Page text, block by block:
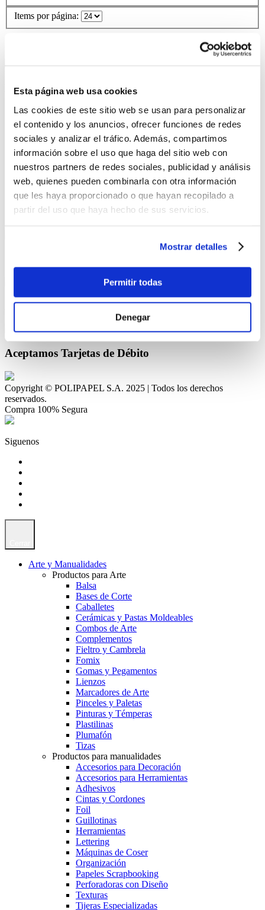
Esta página web usa cookies
Las cookies de este sitio web se usan para personalizar
el contenido y los anuncios, ofrecer funciones de redes
sociales y analizar el tráfico. Además, compartimos
información sobre el uso que haga del sitio web con
nuestros partners de redes sociales, publicidad y análisis
web, quienes pueden combinarla con otra información
que les haya proporcionado o que hayan recopilado a
partir del uso que haya hecho de sus servicios.
Mostrar detalles
Permitir todas
Denegar
Items por página:
Nuestra empresa
¿Quiénes somos?
Nuestras tiendas
Servicio al cliente
Contáctanos
¿Cómo comprar por internet?
Términos y Condiciones
Compra Segura
Aceptamos Tarjetas de Crédito Bancarias
Aceptamos Tarjetas de Débito
Copyright © POLIPAPEL S.A. 2025 | Todos los derechos
reservados.
Compra 100% Segura
Siguenos
Arte y Manualidades
Productos para Arte
Balsa
Bases de Corte
Caballetes
Cerámicas y Pastas Moldeables
Combos de Arte
Complementos
Fieltro y Cambrela
Fomix
Gomas y Pegamentos
Lienzos
Marcadores de Arte
Pinceles y Paletas
Pinturas y Témperas
Plastilinas
Plumafón
Tizas
Productos para manualidades
Accesorios para Decoración
Accesorios para Herramientas
Adhesivos
Cintas y Cordones
Foil
Guillotinas
Herramientas
Lettering
Máquinas de Coser
Organización
Papeles Scrapbooking
Perforadoras con Diseño
Texturas
Tijeras Especializadas